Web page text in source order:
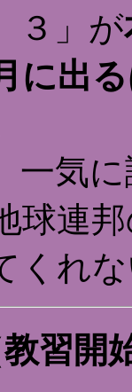
３」が
に出
気に
連
くれ
習開